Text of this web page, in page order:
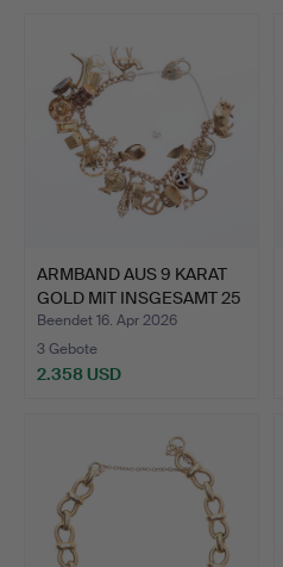
ARMBAND AUS 9 KARAT
GOLD MIT INSGESAMT 25
…
Beendet 16. Apr 2026
3 Gebote
2.358 USD